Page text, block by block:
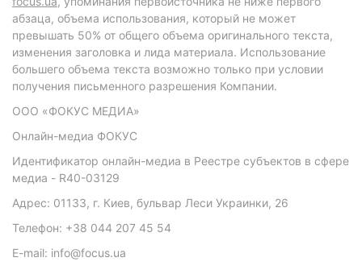
абзаца, объема использования, который не может
превышать 50% от общего объема оригинального текста,
изменения заголовка и лида материала. Использование
большего объема текста возможно только при условии
получения письменного разрешения Компании.
ООО «ФОКУС МЕДИА»
Онлайн-медиа ФОКУС
Идентификатор онлайн-медиа в Реестре субъектов в сфере
медиа - R40-03129
Адрес: 01133, г. Киев, бульвар Леси Украинки, 26
Телефон: +38 044 207 45 54
E-mail: info@focus.ua